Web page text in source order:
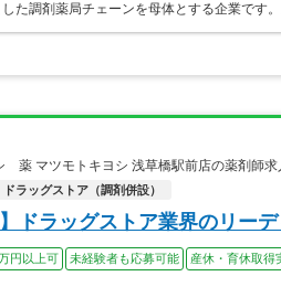
した調剤薬局チェーンを母体とする企業です
薬 マツモトキヨシ 浅草橋駅前店の薬剤師求
ドラッグストア（調剤併設）
】ドラッグストア業界のリー
円以上可 未経験者も応募可能 産休・育休取得